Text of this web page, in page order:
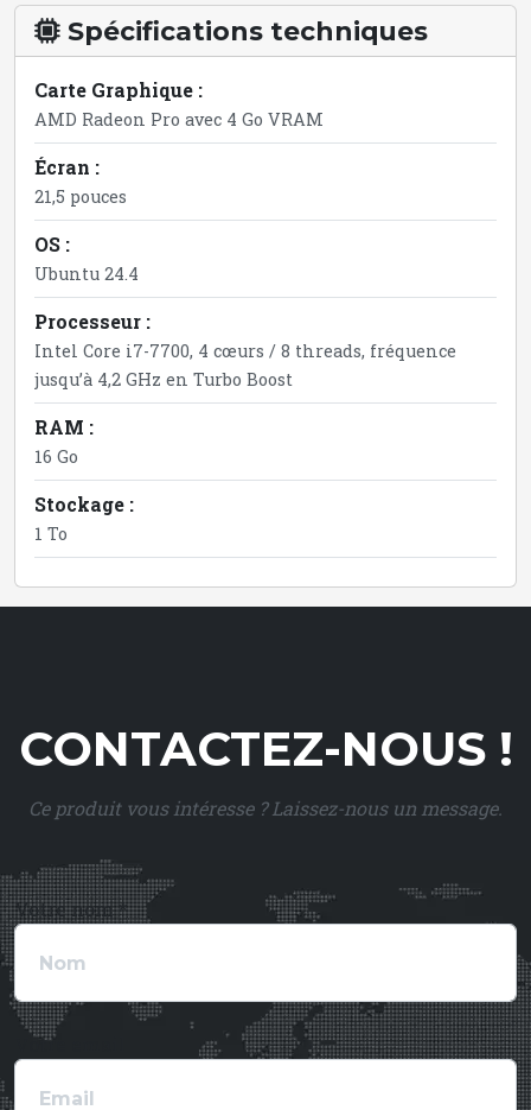
Spécifications techniques
Carte Graphique :
AMD Radeon Pro avec 4 Go VRAM
Écran :
21,5 pouces
OS :
Ubuntu 24.4
Processeur :
Intel Core i7-7700, 4 cœurs / 8 threads, fréquence
jusqu’à 4,2 GHz en Turbo Boost
RAM :
16 Go
Stockage :
1 To
CONTACTEZ-NOUS !
Ce produit vous intéresse ? Laissez-nous un message.
Votre nom *
Votre email